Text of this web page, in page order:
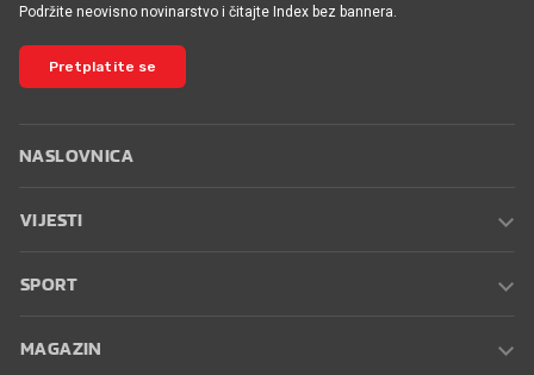
Podržite neovisno novinarstvo i čitajte Index bez bannera.
Pretplatite se
NASLOVNICA
VIJESTI
SPORT
MAGAZIN